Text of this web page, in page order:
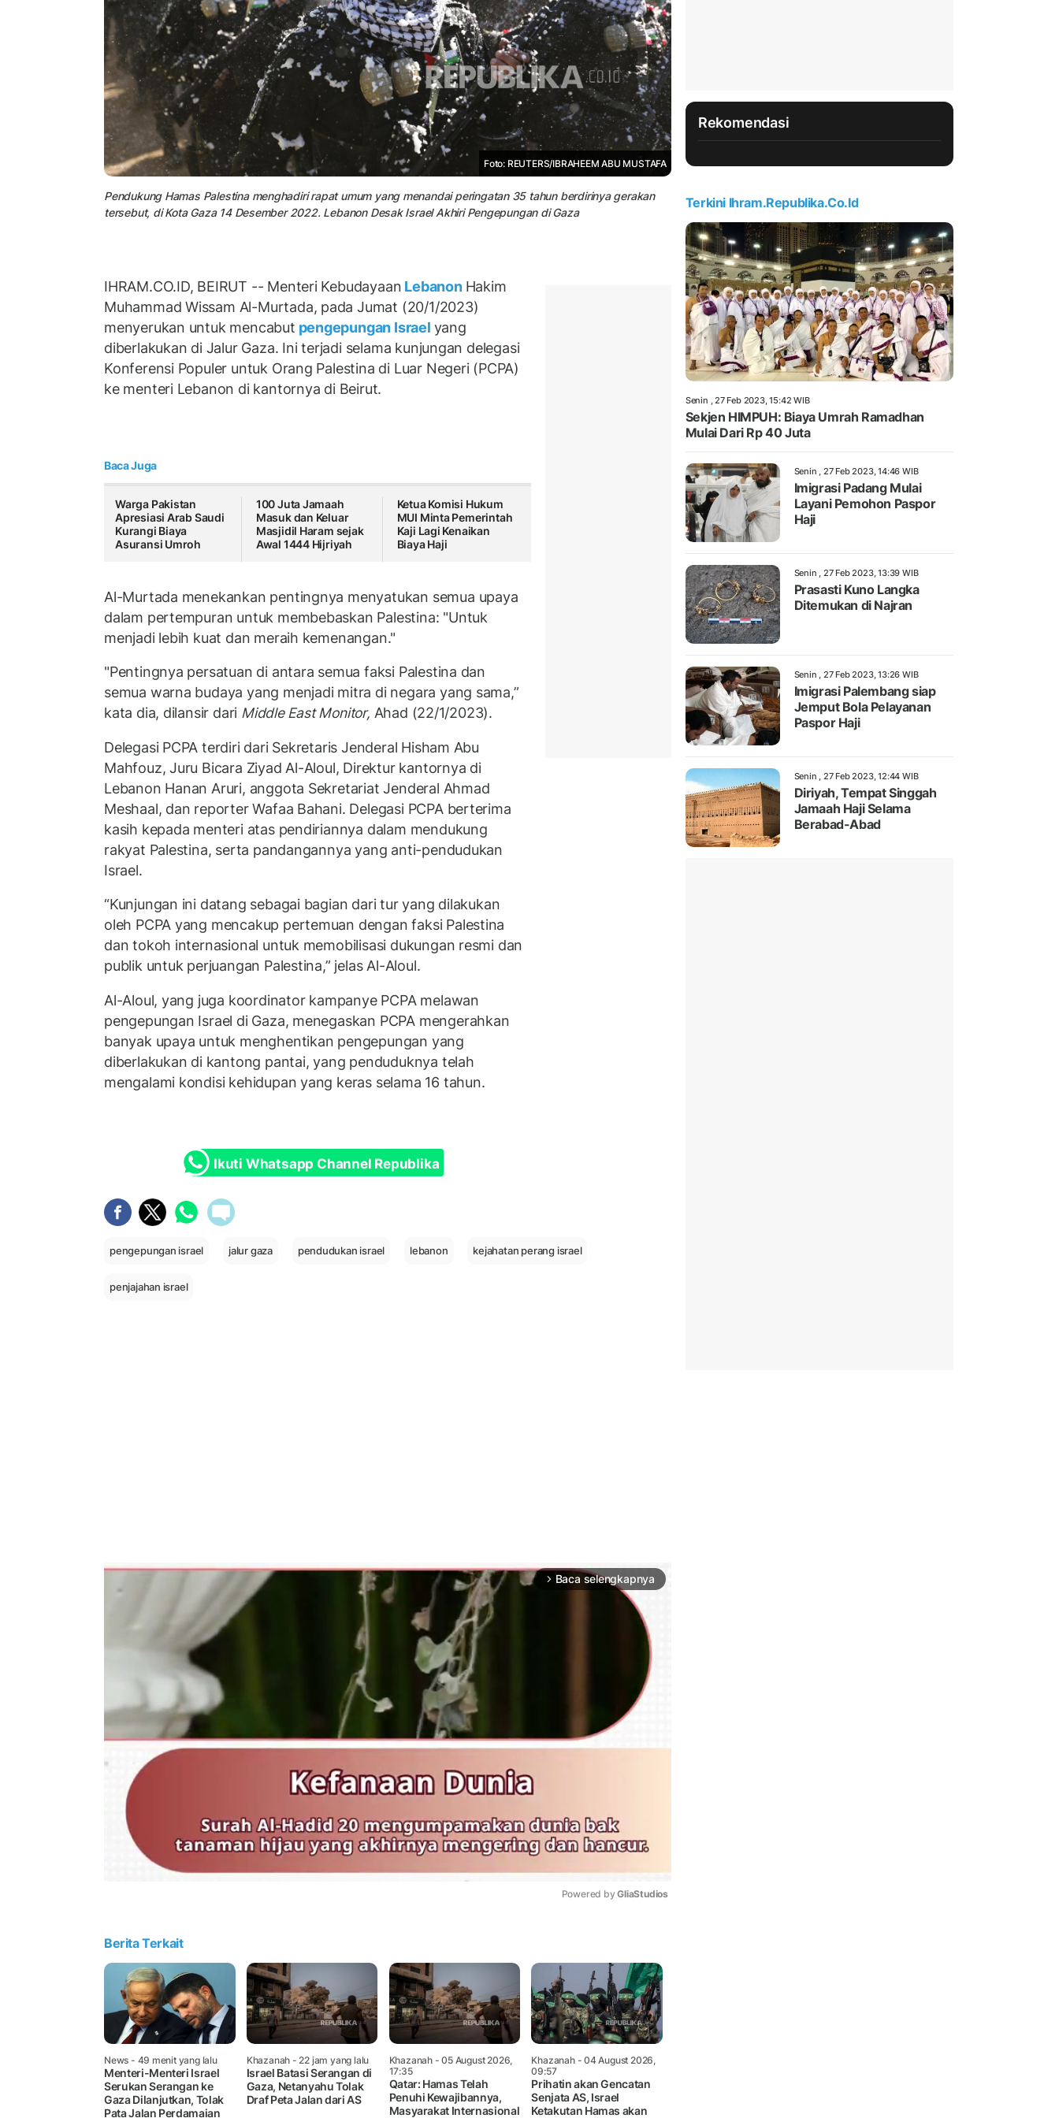
Foto: REUTERS/IBRAHEEM ABU MUSTAFA
Pendukung Hamas Palestina menghadiri rapat umum yang menandai peringatan 35 tahun berdirinya gerakan
tersebut, di Kota Gaza 14 Desember 2022. Lebanon Desak Israel Akhiri Pengepungan di Gaza
IHRAM.CO.ID, BEIRUT -- Menteri Kebudayaan Lebanon Hakim
Muhammad Wissam Al-Murtada, pada Jumat (20/1/2023)
menyerukan untuk mencabut pengepungan Israel yang
diberlakukan di Jalur Gaza. Ini terjadi selama kunjungan delegasi
Konferensi Populer untuk Orang Palestina di Luar Negeri (PCPA)
ke menteri Lebanon di kantornya di Beirut.
Baca Juga
Warga Pakistan
Apresiasi Arab Saudi
Kurangi Biaya
Asuransi Umroh
100 Juta Jamaah
Masuk dan Keluar
Masjidil Haram sejak
Awal 1444 Hijriyah
Ketua Komisi Hukum
MUI Minta Pemerintah
Kaji Lagi Kenaikan
Biaya Haji
Al-Murtada menekankan pentingnya menyatukan semua upaya
dalam pertempuran untuk membebaskan Palestina: "Untuk
menjadi lebih kuat dan meraih kemenangan."
"Pentingnya persatuan di antara semua faksi Palestina dan
semua warna budaya yang menjadi mitra di negara yang sama,”
kata dia, dilansir dari Middle East Monitor, Ahad (22/1/2023).
Delegasi PCPA terdiri dari Sekretaris Jenderal Hisham Abu
Mahfouz, Juru Bicara Ziyad Al-Aloul, Direktur kantornya di
Lebanon Hanan Aruri, anggota Sekretariat Jenderal Ahmad
Meshaal, dan reporter Wafaa Bahani. Delegasi PCPA berterima
kasih kepada menteri atas pendiriannya dalam mendukung
rakyat Palestina, serta pandangannya yang anti-pendudukan
Israel.
“Kunjungan ini datang sebagai bagian dari tur yang dilakukan
oleh PCPA yang mencakup pertemuan dengan faksi Palestina
dan tokoh internasional untuk memobilisasi dukungan resmi dan
publik untuk perjuangan Palestina,” jelas Al-Aloul.
Al-Aloul, yang juga koordinator kampanye PCPA melawan
pengepungan Israel di Gaza, menegaskan PCPA mengerahkan
banyak upaya untuk menghentikan pengepungan yang
diberlakukan di kantong pantai, yang penduduknya telah
mengalami kondisi kehidupan yang keras selama 16 tahun.
Ikuti Whatsapp Channel Republika
pengepungan israel jalur gaza pendudukan israel lebanon kejahatan perang israel
penjajahan israel
arrow_forward_ios Baca selengkapnya
Powered by GliaStudios
Berita Terkait
News - 49 menit yang lalu
Menteri-Menteri Israel
Serukan Serangan ke
Gaza Dilanjutkan, Tolak
Pata Jalan Perdamaian
Khazanah - 22 jam yang lalu
Israel Batasi Serangan di
Gaza, Netanyahu Tolak
Draf Peta Jalan dari AS
Khazanah- 05 August 2026,
17:35
Qatar: Hamas Telah
Penuhi Kewajibannya,
Masyarakat Internasional
Khazanah- 04 August 2026,
09:57
Prihatin akan Gencatan
Senjata AS, Israel
Ketakutan Hamas akan
Rekomendasi
Terkini Ihram.republika.co.id
Senin , 27 Feb 2023, 15:42 WIB
Sekjen HIMPUH: Biaya Umrah Ramadhan
Mulai Dari Rp 40 Juta
Senin , 27 Feb 2023, 14:46 WIB
Imigrasi Padang Mulai
Layani Pemohon Paspor
Haji
Senin , 27 Feb 2023, 13:39 WIB
Prasasti Kuno Langka
Ditemukan di Najran
Senin , 27 Feb 2023, 13:26 WIB
Imigrasi Palembang siap
Jemput Bola Pelayanan
Paspor Haji
Senin , 27 Feb 2023, 12:44 WIB
Diriyah, Tempat Singgah
Jamaah Haji Selama
Berabad-Abad